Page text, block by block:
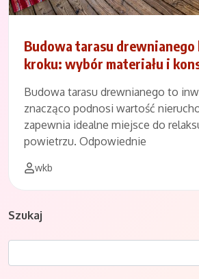
Budowa tarasu drewnianego
kroku: wybór materiału i
Budowa tarasu drewnianego to
znacząco podnosi wartość
zapewnia idealne miejsce do
powietrzu. Odpowiednie
wkb
Szukaj